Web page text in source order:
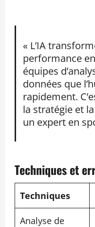
« L’IA
performance
équipes
données que
rapidement.
la stratégie et
un expert en
Techniques et
Techniques
Analyse de